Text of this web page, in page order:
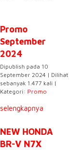
Promo
September
2024
Dipublish pada 10
September 2024 | Dilihat
sebanyak 1.477 kali |
Kategori: Promo
selengkapnya
NEW HONDA
BR-V N7X